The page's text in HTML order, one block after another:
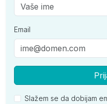
Email
Slažem se da dobijam